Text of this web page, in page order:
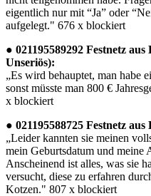
eigentlich nur mit “Ja” oder
aufgelegt." 676 x blockiert
● 021195589292 Festnetz
Unseriös):
„Es wird behauptet, man habe
sonst müsste man 800 €
x blockiert
● 021195588725 Festnetz
„Leider kannten sie meinen
mein Geburtsdatum und
Anscheinend ist alles, was sie
versucht, diese zu erfahren
Kotzen." 807 x blockiert